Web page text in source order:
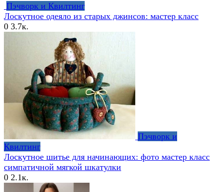
Пэчворк и Квилтинг
Лоскутное одеяло из старых джинсов: мастер класс
0 3.7к.
Пэчворк и
Квилтинг
Лоскутное шитье для начинающих: фото мастер класс
симпатичной мягкой шкатулки
0 2.1к.